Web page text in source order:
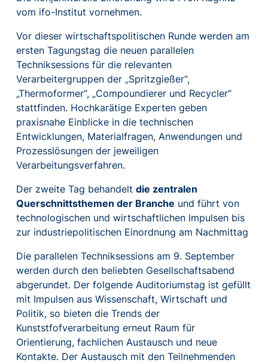
vom ifo-Institut vornehmen.
Vor dieser wirtschaftspolitischen Runde werden am
ersten Tagungstag die neuen parallelen
Techniksessions für die relevanten
Verarbeitergruppen der „Spritzgießer“,
„Thermoformer“, „Compoundierer und Recycler“
stattfinden. Hochkarätige Experten geben
praxisnahe Einblicke in die technischen
Entwicklungen, Materialfragen, Anwendungen und
Prozesslösungen der jeweiligen
Verarbeitungsverfahren.
Der zweite Tag behandelt die zentralen
Querschnittsthemen der Branche und führt von
technologischen und wirtschaftlichen Impulsen bis
zur industriepolitischen Einordnung am Nachmittag
Die parallelen Techniksessions am 9. September
werden durch den beliebten Gesellschaftsabend
abgerundet. Der folgende Auditoriumstag ist gefüllt
mit Impulsen aus Wissenschaft, Wirtschaft und
Politik, so bieten die Trends der
Kunststfofverarbeitung erneut Raum für
Orientierung, fachlichen Austausch und neue
Kontakte. Der Austausch mit den Teilnehmenden